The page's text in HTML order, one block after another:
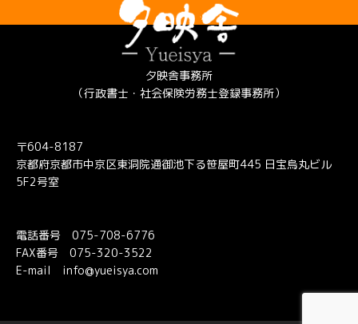
夕映舎事務所
（行政書士・社会保険労務士登録事務所）
〒604-8187
京都府京都市中京区東洞院通御池下る笹屋町445 日宝烏丸ビル
5F2号室
電話番号 075-708-6776
FAX番号 075-320-3522
E-mail info@yueisya.com